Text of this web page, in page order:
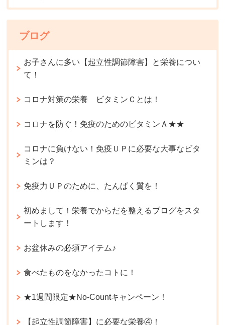
ブログ
お子さんに多い【起立性調節障害】と栄養につい
て！
コロナ対策の栄養 ビタミンＣとは！
コロナを防ぐ！免疫のためのビタミンＡ★★
コロナに負けない！免疫ＵＰに必要な大事なビタ
ミンは？
免疫力ＵＰのために、たんぱく質を！
初めまして！栄養でからだを整えるブログをスタ
ートします！
お盆休みの必須アイテム♪
食べたものをなかったコトに！
★1週間限定★No-Countキャンペーン！
【起立性調節障害】に必要な栄養④！